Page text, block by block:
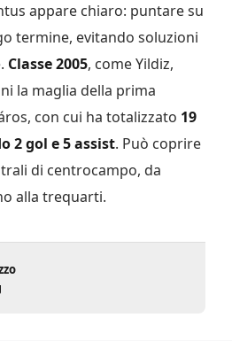
appare chiaro: puntare su
termine, evitando soluzioni
Classe 2005, come Yildiz,
la maglia della prima
con cui ha totalizzato 19
2 gol e 5 assist. Può coprire
di centrocampo, da
alla trequarti.